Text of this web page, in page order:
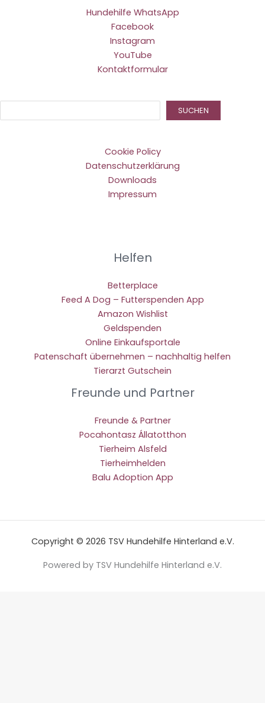
Hundehilfe WhatsApp
Facebook
Instagram
YouTube
Kontaktformular
SUCHEN
Cookie Policy
Datenschutzerklärung
Downloads
Impressum
Helfen
Betterplace
Feed A Dog – Futterspenden App
Amazon Wishlist
Geldspenden
Online Einkaufsportale
Patenschaft übernehmen – nachhaltig helfen
Tierarzt Gutschein
Freunde und Partner
Freunde & Partner
Pocahontasz Állatotthon
Tierheim Alsfeld
Tierheimhelden
Balu Adoption App
Copyright © 2026 TSV Hundehilfe Hinterland e.V.
Powered by TSV Hundehilfe Hinterland e.V.